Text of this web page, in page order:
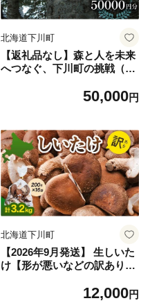
北海道下川町
【返礼品なし】森と人を未来
へつなぐ、下川町の挑戦（50
50,000円
北海道下川町
【2026年9月発送】 生しいた
け【形が悪いなどの訳あり
12,000円